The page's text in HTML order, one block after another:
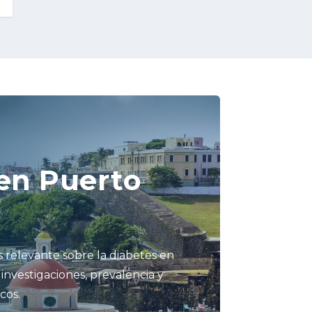
Puerto
relevante sobre la diabetes en
prevalencia y